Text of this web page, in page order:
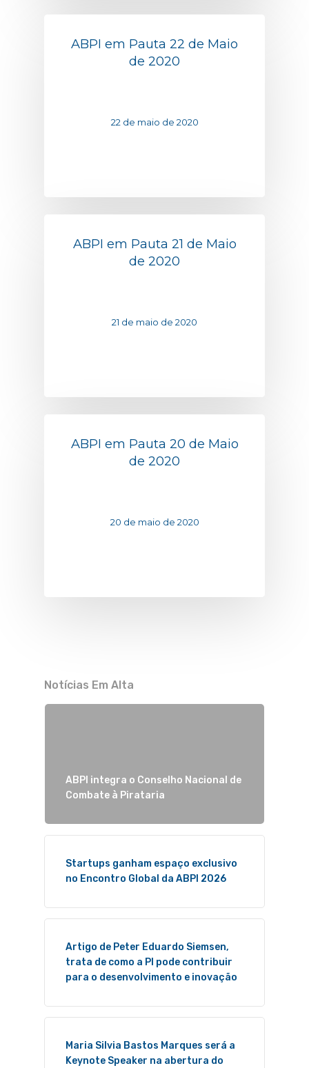
ABPI em Pauta 22 de Maio
de 2020
22 de maio de 2020
ABPI em Pauta 21 de Maio
de 2020
21 de maio de 2020
ABPI em Pauta 20 de Maio
de 2020
20 de maio de 2020
Notícias Em Alta
ABPI integra o Conselho Nacional de
Combate à Pirataria
Startups ganham espaço exclusivo
no Encontro Global da ABPI 2026
Artigo de Peter Eduardo Siemsen,
trata de como a PI pode contribuir
para o desenvolvimento e inovação
Maria Silvia Bastos Marques será a
Keynote Speaker na abertura do